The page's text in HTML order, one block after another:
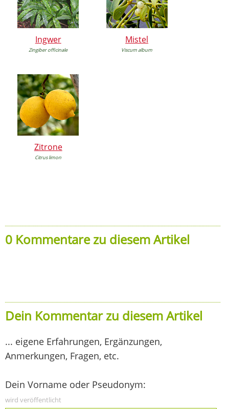
Ingwer
Zingiber officinale
Mistel
Viscum album
Zitrone
Citrus limon
0 Kommentare zu diesem Artikel
Dein Kommentar zu diesem Artikel
... eigene Erfahrungen, Ergänzungen,
Anmerkungen, Fragen, etc.
Dein Vorname oder Pseudonym:
wird veröffentlicht